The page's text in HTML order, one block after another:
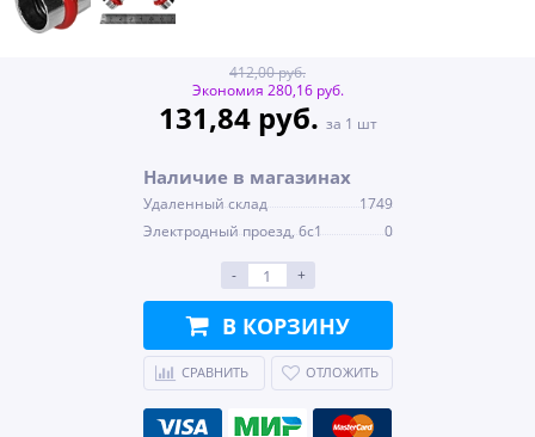
412,00 руб.
Экономия 280,16 руб.
131,84 руб. за 1 шт
Наличие в магазинах
Удаленный склад
1749
Электродный проезд, 6с1
0
- +
В КОРЗИНУ
СРАВНИТЬ ОТЛОЖИТЬ